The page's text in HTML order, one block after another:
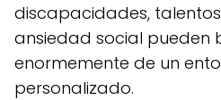
discapacidades,
ansiedad social pueden
enormemente de un
personalizado.